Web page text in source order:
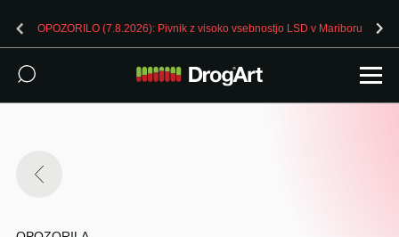
OPOZORILO (7.8.2026): Pivnik z visoko vsebnostjo LSD v Mariboru